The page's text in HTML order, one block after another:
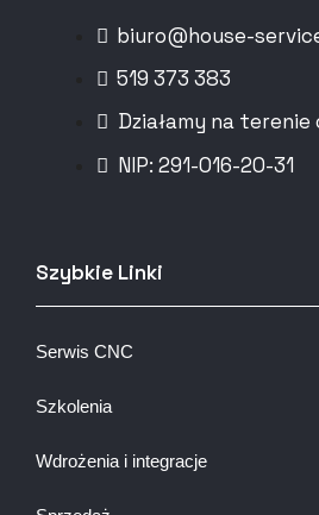
biuro@house-
519 373 383
Działamy na terenie
NIP: 291-016-20-31​
Szybkie Linki
Serwis CNC
Szkolenia
Wdrożenia i integracje